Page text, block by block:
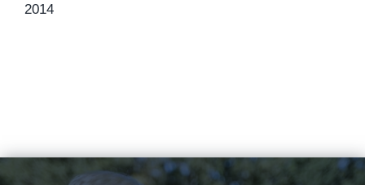
2014